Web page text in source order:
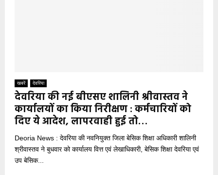
खबरें देवरिया
देवरिया की नई बीएसए शालिनी श्रीवास्तव ने
कार्यालयों का किया निरीक्षण : कर्मचारियों को
दिए ये आदेश, लापरवाही हुई तो…
Deoria News : देवरिया की नवनियुक्त जिला बेसिक शिक्षा अधिकारी शालिनी
श्रीवास्तव ने बुधवार को कार्यालय वित्त एवं लेखाधिकारी, बेसिक शिक्षा देवरिया एवं
उप बेसिक...